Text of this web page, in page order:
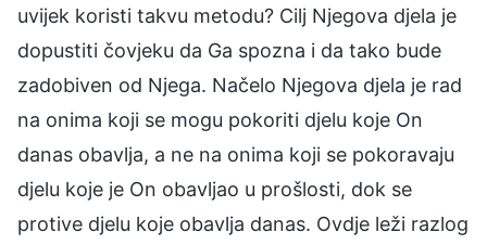
uvijek koristi takvu metodu? Cilj Njegova djela je
dopustiti čovjeku da Ga spozna i da tako bude
zadobiven od Njega. Načelo Njegova djela je rad
na onima koji se mogu pokoriti djelu koje On
danas obavlja, a ne na onima koji se pokoravaju
djelu koje je On obavljao u prošlosti, dok se
protive djelu koje obavlja danas. Ovdje leži razlog